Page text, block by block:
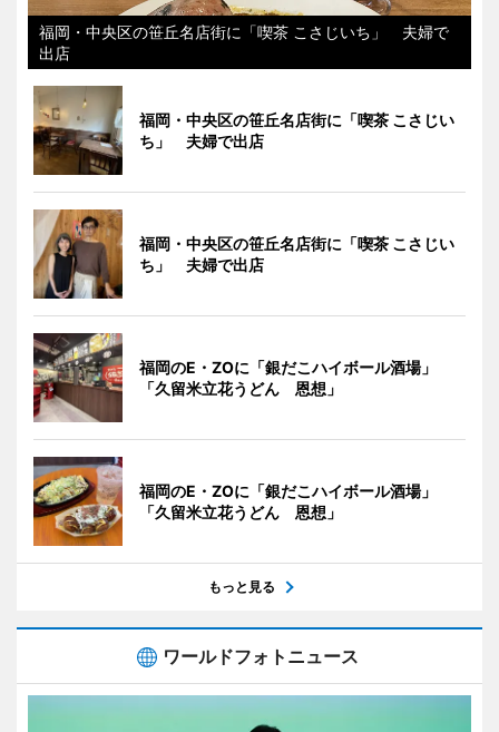
福岡・中央区の笹丘名店街に「喫茶 こさじいち」 夫婦で
出店
福岡・中央区の笹丘名店街に「喫茶 こさじい
ち」 夫婦で出店
福岡・中央区の笹丘名店街に「喫茶 こさじい
ち」 夫婦で出店
福岡のE・ZOに「銀だこハイボール酒場」
「久留米立花うどん 恩想」
福岡のE・ZOに「銀だこハイボール酒場」
「久留米立花うどん 恩想」
もっと見る
ワールドフォトニュース